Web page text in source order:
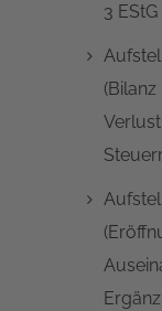
3 EStG